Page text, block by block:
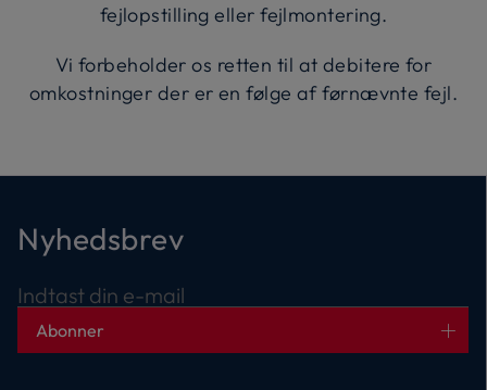
fejlopstilling eller fejlmontering.
Vi forbeholder os retten til at debitere for
omkostninger der er en følge af førnævnte fejl.
Nyhedsbrev
Indtast din e-mail
Abonner